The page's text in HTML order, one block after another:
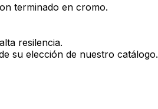
terminado en cromo.
resilencia.
su elección de nuestro catálogo.